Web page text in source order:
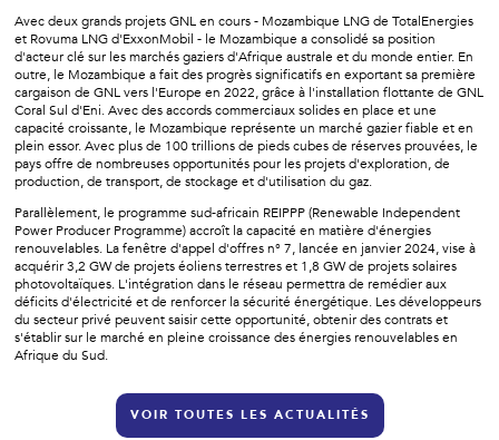
Avec deux grands projets GNL en cours - Mozambique LNG de TotalEnergies
et Rovuma LNG d'ExxonMobil - le Mozambique a consolidé sa position
d'acteur clé sur les marchés gaziers d'Afrique australe et du monde entier. En
outre, le Mozambique a fait des progrès significatifs en exportant sa première
cargaison de GNL vers l'Europe en 2022, grâce à l'installation flottante de GNL
Coral Sul d'Eni. Avec des accords commerciaux solides en place et une
capacité croissante, le Mozambique représente un marché gazier fiable et en
plein essor. Avec plus de 100 trillions de pieds cubes de réserves prouvées, le
pays offre de nombreuses opportunités pour les projets d'exploration, de
production, de transport, de stockage et d'utilisation du gaz.
Parallèlement, le programme sud-africain REIPPP (Renewable Independent
Power Producer Programme) accroît la capacité en matière d'énergies
renouvelables. La fenêtre d'appel d'offres n° 7, lancée en janvier 2024, vise à
acquérir 3,2 GW de projets éoliens terrestres et 1,8 GW de projets solaires
photovoltaïques. L'intégration dans le réseau permettra de remédier aux
déficits d'électricité et de renforcer la sécurité énergétique. Les développeurs
du secteur privé peuvent saisir cette opportunité, obtenir des contrats et
s'établir sur le marché en pleine croissance des énergies renouvelables en
Afrique du Sud.
VOIR TOUTES LES ACTUALITÉS